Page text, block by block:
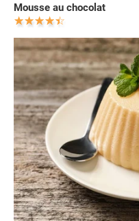
Mousse au chocolat